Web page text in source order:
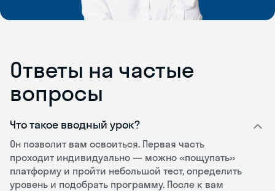
Ответы на частые
вопросы
Что такое вводный урок?
Он позволит вам освоиться. Первая часть
проходит индивидуально — можно «пощупать»
платформу и пройти небольшой тест, определить
уровень и подобрать программу. После к вам